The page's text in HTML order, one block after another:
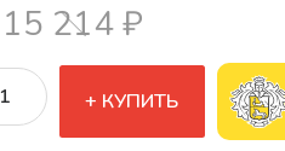
15 214 ₽
КУПИТЬ